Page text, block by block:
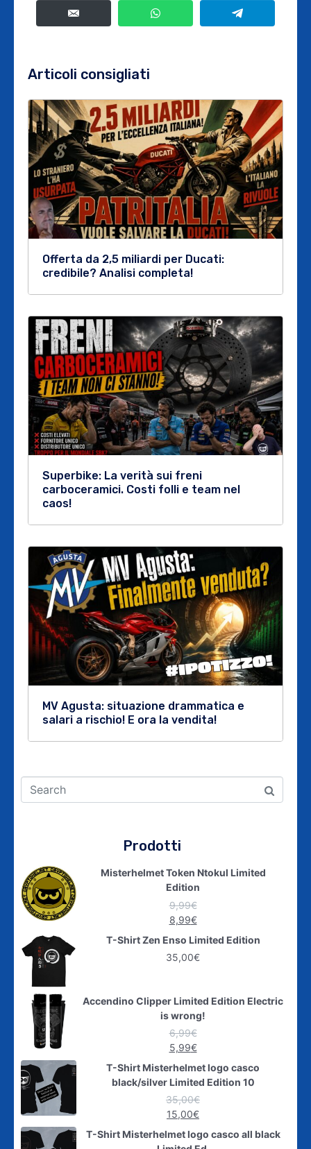
Articoli consigliati
Offerta da 2,5 miliardi per Ducati:
credibile? Analisi completa!
Superbike: La verità sui freni
carboceramici. Costi folli e team nel
caos!
MV Agusta: situazione drammatica e
salari a rischio! E ora la vendita!
Prodotti
Misterhelmet Token Ntokul Limited
Edition
9,99€
8,99€
T-Shirt Zen Enso Limited Edition
35,00€
Accendino Clipper Limited Edition Electric
is wrong!
6,99€
5,99€
T-Shirt Misterhelmet logo casco
black/silver Limited Edition 10
35,00€
15,00€
T-Shirt Misterhelmet logo casco all black